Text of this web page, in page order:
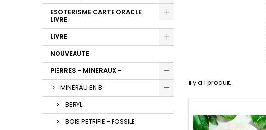
ESOTERISME CARTE ORACLE
LIVRE
LIVRE
NOUVEAUTE
PIERRES - MINERAUX -
MINERAU EN B
BERYL
BOIS PETRIFIE - FOSSILE
Il y a 1 produit.